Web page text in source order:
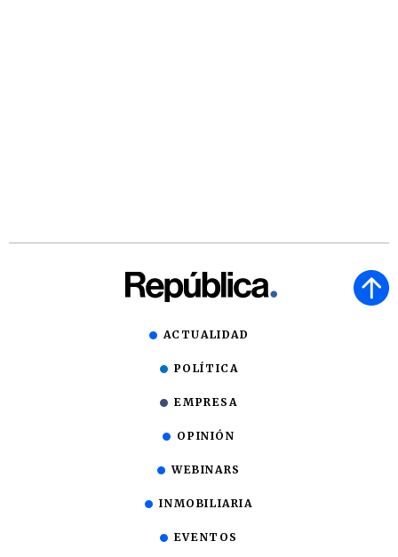
ACTUALIDAD
POLÍTICA
EMPRESA
OPINIÓN
WEBINARS
INMOBILIARIA
EVENTOS